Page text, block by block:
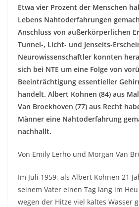
Etwa vier Prozent der Menschen
Lebens Nahtoderfahrungen
Anschluss von außerkörperlichen
Tunnel-, Licht- und Jenseits-
Neurowissenschaftler konnten
sich bei NTE um eine Folge von
Beeinträchtigung essentieller
handelt. Albert Kohnen (84) aus
Van Broekhoven (77) aus Recht
Männer eine Nahtoderfahrung
nachhallt.
Von Emily Lerho und Morgan Van
Im Juli 1959, als Albert Kohnen 21
seinem Vater einen Tag lang im
wegen der Hitze viel kaltes Wasser